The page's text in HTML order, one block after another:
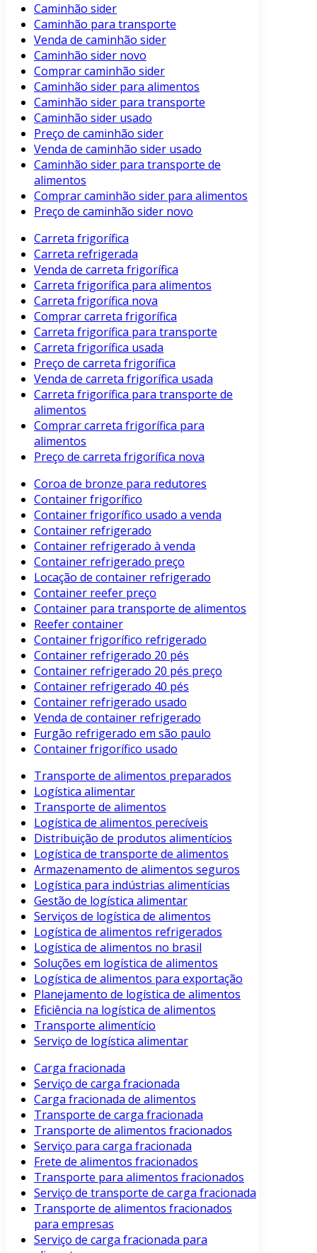
Caminhão sider
Caminhão para transporte
Venda de caminhão sider
Caminhão sider novo
Comprar caminhão sider
Caminhão sider para alimentos
Caminhão sider para transporte
Caminhão sider usado
Preço de caminhão sider
Venda de caminhão sider usado
Caminhão sider para transporte de
alimentos
Comprar caminhão sider para alimentos
Preço de caminhão sider novo
Carreta frigorífica
Carreta refrigerada
Venda de carreta frigorífica
Carreta frigorífica para alimentos
Carreta frigorífica nova
Comprar carreta frigorífica
Carreta frigorífica para transporte
Carreta frigorífica usada
Preço de carreta frigorífica
Venda de carreta frigorífica usada
Carreta frigorífica para transporte de
alimentos
Comprar carreta frigorífica para
alimentos
Preço de carreta frigorífica nova
Coroa de bronze para redutores
Container frigorífico
Container frigorífico usado a venda
Container refrigerado
Container refrigerado à venda
Container refrigerado preço
Locação de container refrigerado
Container reefer preço
Container para transporte de alimentos
Reefer container
Container frigorífico refrigerado
Container refrigerado 20 pés
Container refrigerado 20 pés preço
Container refrigerado 40 pés
Container refrigerado usado
Venda de container refrigerado
Furgão refrigerado em são paulo
Container frigorífico usado
Transporte de alimentos preparados
Logística alimentar
Transporte de alimentos
Logística de alimentos perecíveis
Distribuição de produtos alimentícios
Logística de transporte de alimentos
Armazenamento de alimentos seguros
Logística para indústrias alimentícias
Gestão de logística alimentar
Serviços de logística de alimentos
Logística de alimentos refrigerados
Logística de alimentos no brasil
Soluções em logística de alimentos
Logística de alimentos para exportação
Planejamento de logística de alimentos
Eficiência na logística de alimentos
Transporte alimentício
Serviço de logística alimentar
Carga fracionada
Serviço de carga fracionada
Carga fracionada de alimentos
Transporte de carga fracionada
Transporte de alimentos fracionados
Serviço para carga fracionada
Frete de alimentos fracionados
Transporte para alimentos fracionados
Serviço de transporte de carga fracionada
Transporte de alimentos fracionados
para empresas
Serviço de carga fracionada para